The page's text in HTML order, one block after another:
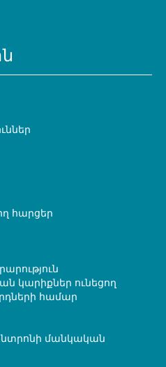
հարցեր
կարիքներ ունեցող
համար
մանկական